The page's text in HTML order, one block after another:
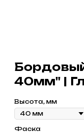
40мм" |
Высота, мм
Фаска